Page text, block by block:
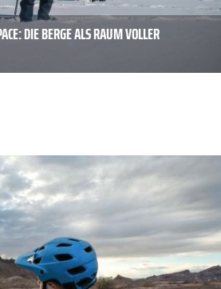
DIE BERGE ALS RAUM VOLLER